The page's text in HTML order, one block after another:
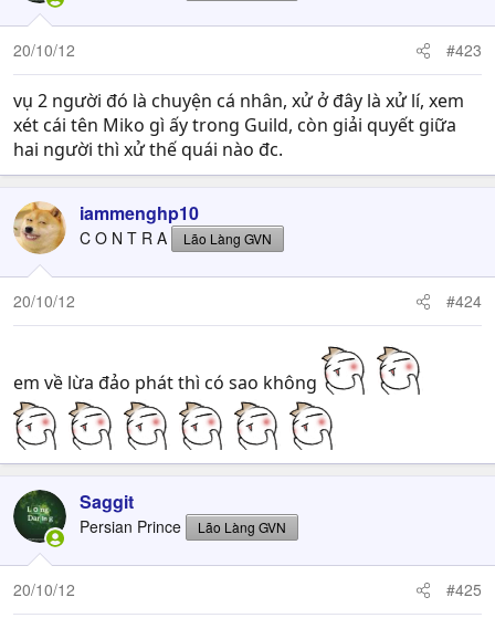
20/10/12 #423
vụ 2 người đó là chuyện cá nhân, xử ở đây là xử lí, xem
xét cái tên Miko gì ấy trong Guild, còn giải quyết giữa
hai người thì xử thế quái nào đc.
iammenghp10
C O N T R A Lão Làng GVN
20/10/12 #424
em về lừa đảo phát thì có sao không
Saggit
Persian Prince Lão Làng GVN
20/10/12 #425